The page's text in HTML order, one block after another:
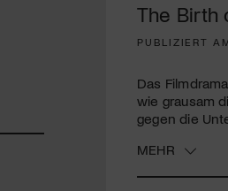
The Birth
PUBLIZIERT
Das
wie grausam
gegen die
MEHR